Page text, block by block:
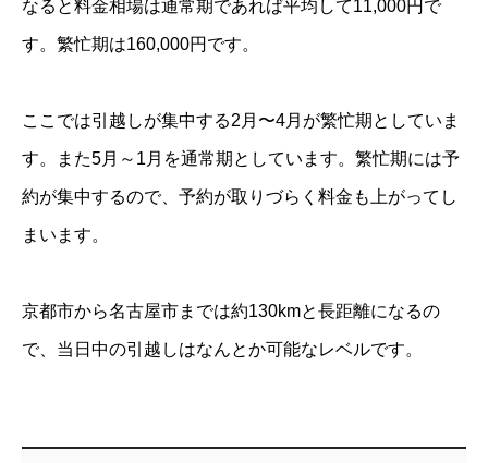
なると料金相場は通常期であれば平均して11,000円で
す。繁忙期は160,000円です。
ここでは引越しが集中する2月〜4月が繁忙期としていま
す。また5月～1月を通常期としています。繁忙期には予
約が集中するので、予約が取りづらく料金も上がってし
まいます。
京都市から名古屋市までは約130kmと長距離になるの
で、当日中の引越しはなんとか可能なレベルです。